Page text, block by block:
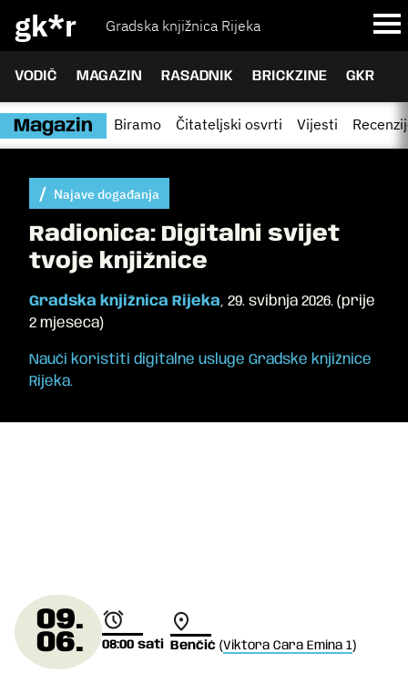
gk*r Gradska knjižnica Rijeka
VODIČ MAGAZIN RASADNIK BRICKZINE GKR
Magazin Biramo Čitateljski osvrti Vijesti
Najave događanja
Radionica: Digitalni svijet
tvoje knjižnice
Gradska knjižnica Rijeka, 29. svibnja 2026. (prije
2 mjeseca)
Nauči koristiti digitalne usluge Gradske knjižnice
Rijeka.
09.
06. 08:00 sati Benčić (Viktora Cara Emina 1)